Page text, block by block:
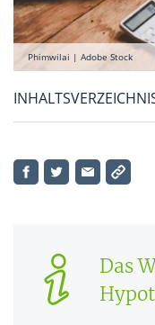
Phimwilai | Adobe Stock
Beispiel: Wie
Was sind die
Das